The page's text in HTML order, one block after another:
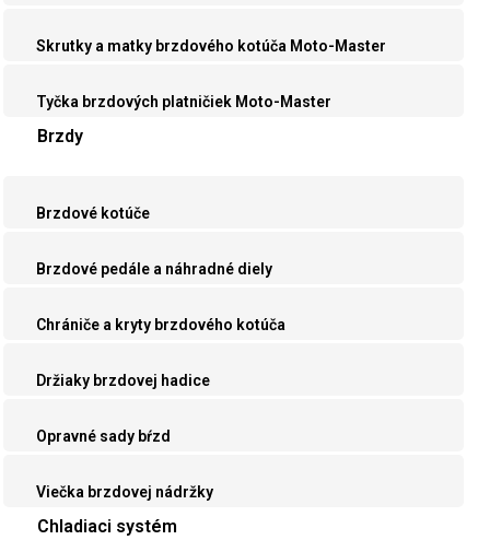
Skrutky a matky brzdového kotúča Moto-Master
Tyčka brzdových platničiek Moto-Master
Brzdy
Brzdové kotúče
Brzdové pedále a náhradné diely
Chrániče a kryty brzdového kotúča
Držiaky brzdovej hadice
Opravné sady bŕzd
Viečka brzdovej nádržky
Chladiaci systém